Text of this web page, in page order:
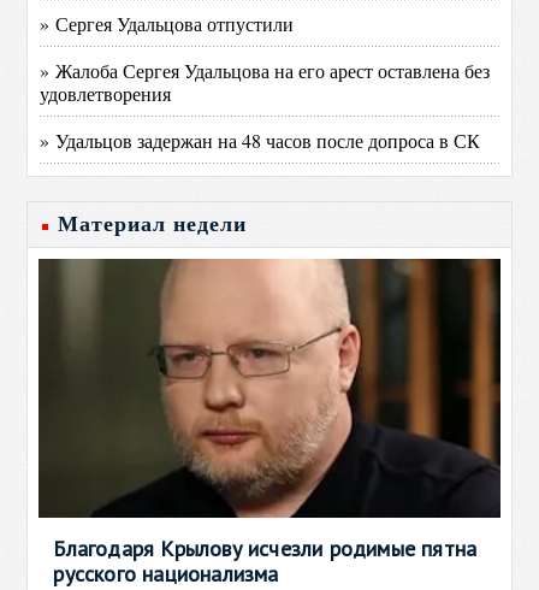
» Сергея Удальцова отпустили
» Жалоба Сергея Удальцова на его арест оставлена без
удовлетворения
» Удальцов задержан на 48 часов после допроса в СК
Материал недели
Благодаря Крылову исчезли родимые пятна
русского национализма